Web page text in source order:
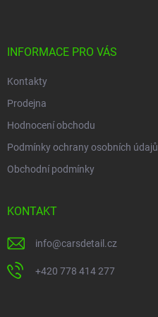
INFORMACE PRO VÁS
Kontakty
Prodejna
Hodnocení obchodu
Podmínky ochrany osobních údajů
Obchodní podmínky
KONTAKT
info@carsdetail.cz
+420 778 414 277